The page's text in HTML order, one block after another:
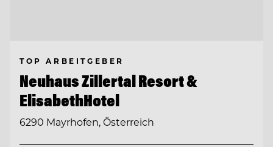
TOP ARBEITGEBER
Neuhaus Zillertal Resort &
ElisabethHotel
6290 Mayrhofen, Österreich